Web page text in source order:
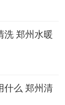
洗 郑州水暖
什么 郑州清